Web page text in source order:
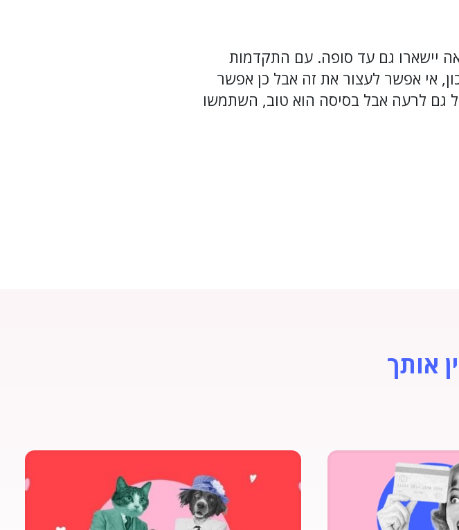
יישארו גם עד סופה. עם התקדמות
אי אפשר לעצור את זה אבל כן אפשר
גם לרעה אבל בסיסה הוא טוב, השתמשו
אותך